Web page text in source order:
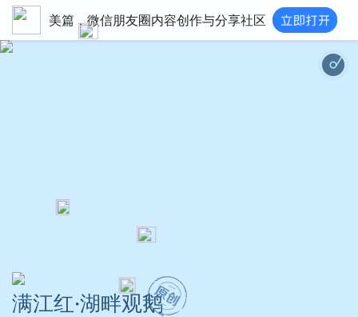
美篇，微信朋友圈内容创作与分享社区
满江红·湖畔观鹅